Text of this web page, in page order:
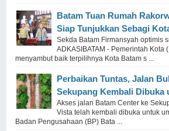
Batam Tuan Rumah
Siap Tunjukkan Sebagi
Sekda Batam Firmansyah optimis
ADKASIBATAM - Pemerintah Kota
menyambut baik terpilihnya Kota Batam s ...
Perbaikan Tuntas, Jalan
Sekupang Kembali Dibuka
Akses jalan Batam Center ke
Vista telah kembali dibuka untuk
Badan Pengusahaan (BP) Bata ...